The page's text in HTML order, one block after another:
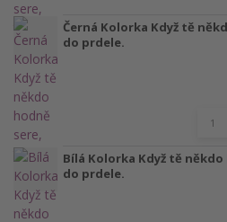
Černá Kolorka Když tě
do prdele.
Bílá Kolorka Když tě
do prdele.